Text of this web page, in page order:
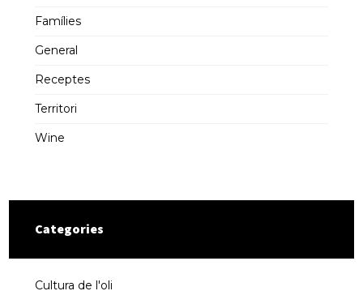
Famílies
General
Receptes
Territori
Wine
Categories
Cultura de l'oli